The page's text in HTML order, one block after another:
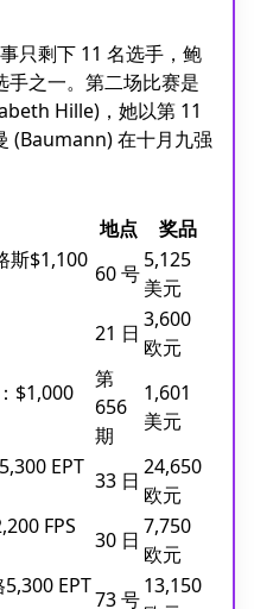
只剩下 11 名选手，鲍
手之一。第二场比赛是
Hille)，她以第 11
(Baumann) 在十月九强
地点
奖品
斯$1,100
60 号
5,125
美元
21 日
3,600
欧元
$1,000
第
656
期
1,601
美元
EPT
33 日
24,650
欧元
FPS
30 日
7,750
欧元
EPT
73 号
13,150